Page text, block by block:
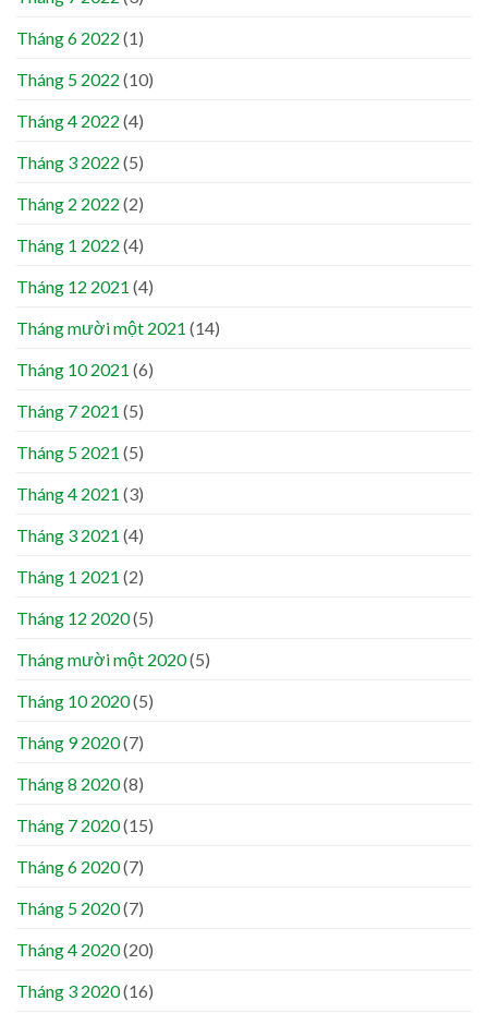
Tháng 6 2022 (1)
Tháng 5 2022 (10)
Tháng 4 2022 (4)
Tháng 3 2022 (5)
Tháng 2 2022 (2)
Tháng 1 2022 (4)
Tháng 12 2021 (4)
Tháng mười một 2021 (14)
Tháng 10 2021 (6)
Tháng 7 2021 (5)
Tháng 5 2021 (5)
Tháng 4 2021 (3)
Tháng 3 2021 (4)
Tháng 1 2021 (2)
Tháng 12 2020(5)
Tháng mười một 2020(5)
Tháng 10 2020(5)
Tháng 9 2020(7)
Tháng 8 2020(8)
Tháng 7 2020(15)
Tháng 6 2020(7)
Tháng 5 2020(7)
Tháng 4 2020(20)
Tháng 3 2020(16)